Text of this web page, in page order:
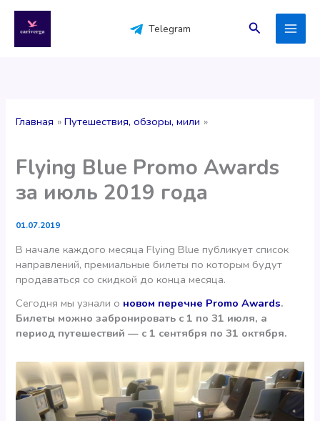
содержимому
Telegram Поиск
Главная Путешествия, обзоры, мили
Flying Blue Promo Awards
за июль 2019 года
01.07.2019
В начале каждого месяца Flying Blue публикует список
направлений, премиальные билеты по которым будут
продаваться со скидкой до конца месяца.
Сегодня мы узнали о новом перечне Promo Awards.
Билеты можно забронировать с 1 по 31 июля, а
период путешествий — с 1 сентября по 31 октября.